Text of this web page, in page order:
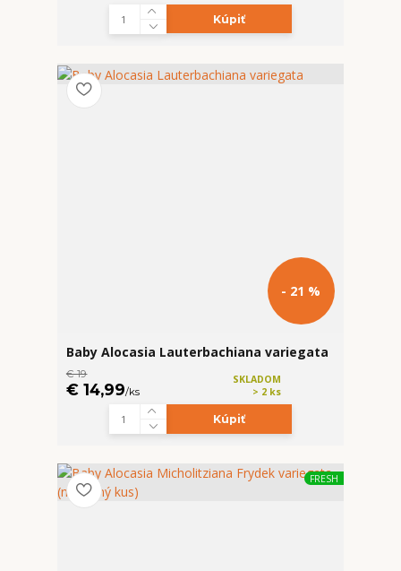
Kúpiť
- 21 %
Baby Alocasia Lauterbachiana variegata
€ 19
€ 14,99/ks
SKLADOM
> 2 ks
Kúpiť
FRESH